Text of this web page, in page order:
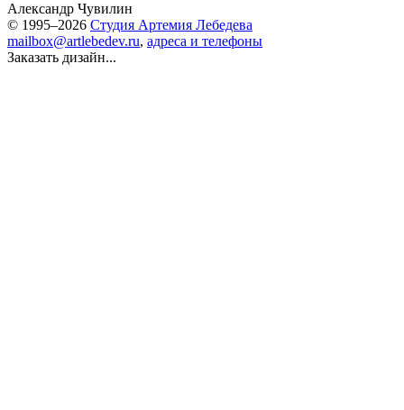
Александр Чувилин
© 1995–2026 Студия Артемия Лебедева
mailbox@artlebedev.ru, адреса и телефоны
Заказать дизайн...